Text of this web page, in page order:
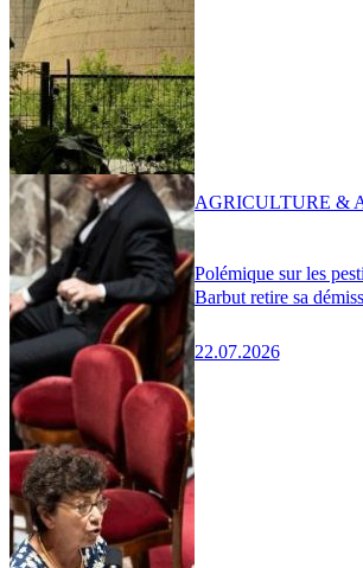
Polémique sur les
Barbut retire sa
22.07.2026
AGRICULTURE &